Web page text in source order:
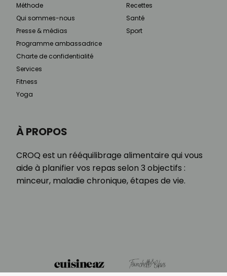
À PROPOS
CROQ est un rééquilibrage alimentaire qui vous
aide à planifier vos repas selon 3 objectifs :
minceur, maladie chronique, étapes de vie.
Méthode
Qui sommes-nous
Presse & médias
Programme ambassadrice
Charte de confidentialité
Services
Fitness
Yoga
Recettes
Santé
Sport